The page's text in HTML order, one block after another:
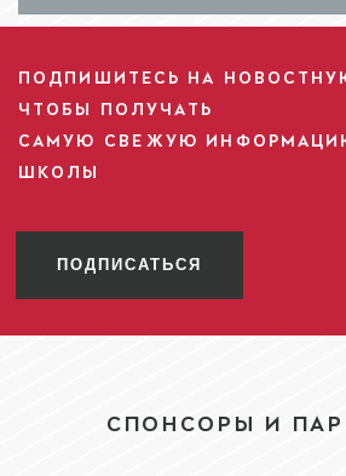
ПОДПИШИТЕСЬ НА
ЧТОБЫ ПОЛУЧАТЬ
САМУЮ СВЕЖУЮ
ШКОЛЫ
ПОДПИСАТЬСЯ
СПОНСОРЫ И